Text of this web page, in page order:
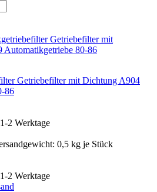
Getriebefilter mit Dichtung A904
86
1-2 Werktage
0,5 kg je Stück
1-2 Werktage